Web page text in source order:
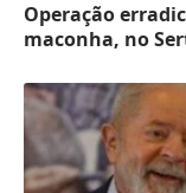
Operação
maconha, no